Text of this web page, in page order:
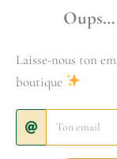
Laisse-nous ton
boutique